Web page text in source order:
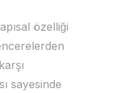
özelliği
sayesinde